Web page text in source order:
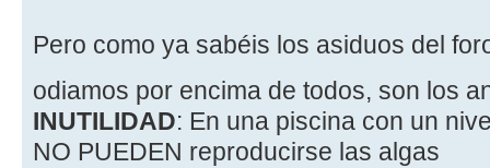
Pero como ya sabéis los asiduos del
odiamos por encima de todos, son los
INUTILIDAD: En una piscina con un
NO PUEDEN reproducirse las algas